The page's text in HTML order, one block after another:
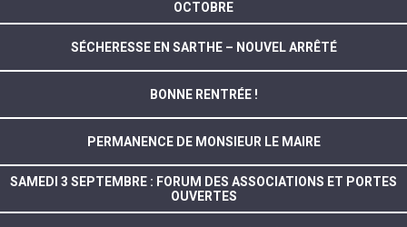
OCTOBRE
SÉCHERESSE EN SARTHE – NOUVEL ARRÊTÉ
BONNE RENTRÉE !
PERMANENCE DE MONSIEUR LE MAIRE
SAMEDI 3 SEPTEMBRE : FORUM DES ASSOCIATIONS ET PORTES
OUVERTES